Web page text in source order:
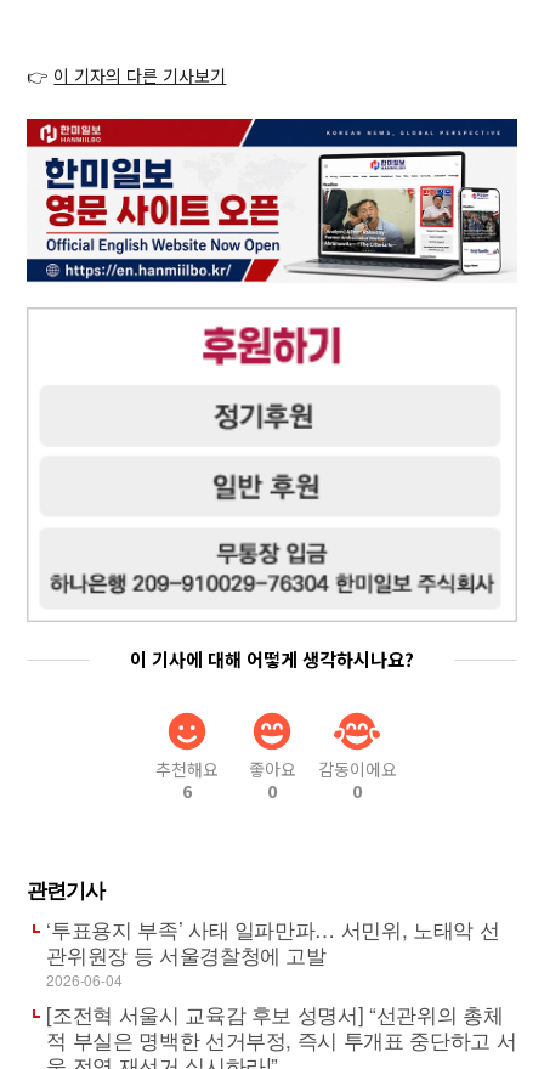
👉 이 기자의 다른 기사보기
이 기사에 대해 어떻게 생각하시나요?
추천해요
6
좋아요
0
감동이에요
0
관련기사
‘투표용지 부족’ 사태 일파만파… 서민위, 노태악 선
관위원장 등 서울경찰청에 고발
2026-06-04
[조전혁 서울시 교육감 후보 성명서] “선관위의 총체
적 부실은 명백한 선거부정, 즉시 투개표 중단하고 서